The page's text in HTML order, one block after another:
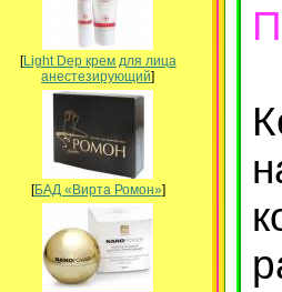
[Light Dep крем для лица
анестезирующий]
[БАД «Вирта Ромон»]